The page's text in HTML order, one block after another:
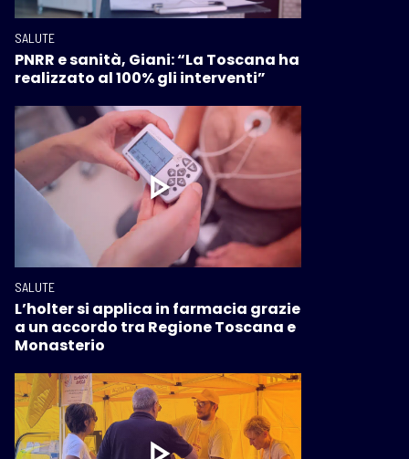
SALUTE
PNRR e sanità, Giani: “La Toscana ha
realizzato al 100% gli interventi”
SALUTE
L’holter si applica in farmacia grazie
a un accordo tra Regione Toscana e
Monasterio